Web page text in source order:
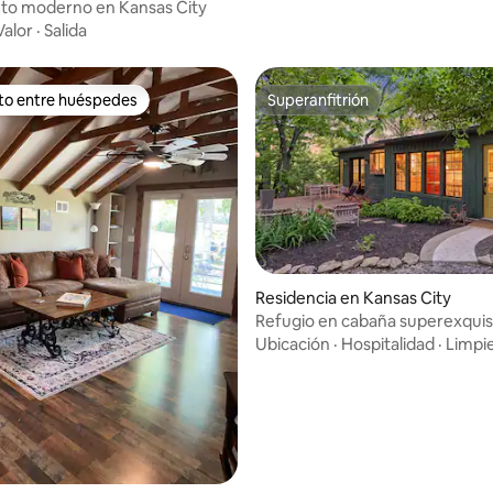
moderno en Kansas City
· Salida
de 5; 31 evaluaciones
en Favorito entre huéspedes
entre huéspedes Superanfitrión
Superanfitrión
Residencia en Kansas City
Refugio en cabaña
5 min del centro de Kansas City
Ubicación · Hospitalidad ·